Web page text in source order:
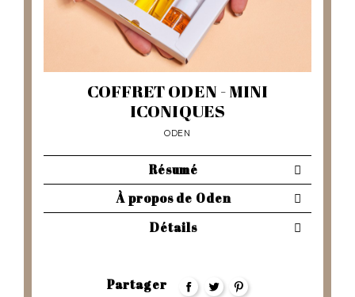
COFFRET ODEN - MINI
ICONIQUES
ODEN
Résumé
À propos de Oden
Détails
Partager